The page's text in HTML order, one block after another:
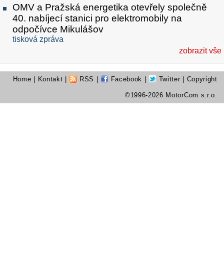
OMV a Pražská energetika otevřely společně
40. nabíjecí stanici pro elektromobily na
odpočívce Mikulášov
tisková zpráva
zobrazit vše
Home Kontakt RSS Facebook Twitter | Copyright
©1996-2026 MotorCom s.r.o.